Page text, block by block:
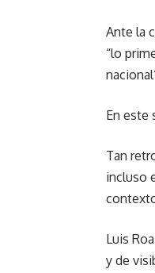
Ante la
“lo
En este
Tan
incluso
Luis
y de